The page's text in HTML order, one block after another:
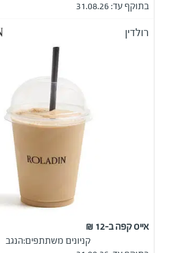
בתוקף עד: 31.08.26
רולדין
אייס קפה ב-12 ₪
קניונים משתתפים:הנגב